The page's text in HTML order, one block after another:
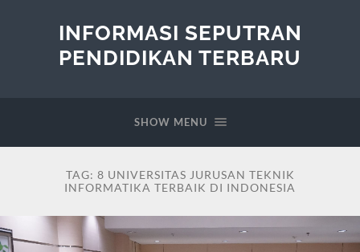
INFORMASI SEPUTRAN
PENDIDIKAN TERBARU
SHOW MENU
TAG: 8 UNIVERSITAS JURUSAN TEKNIK
INFORMATIKA TERBAIK DI INDONESIA